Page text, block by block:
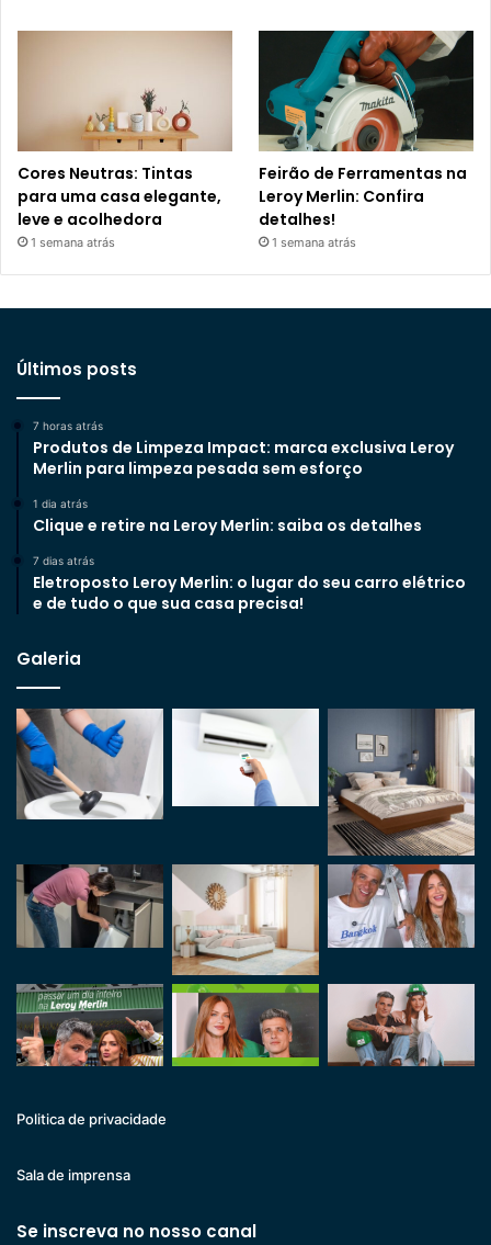
Cores Neutras: Tintas
para uma casa elegante,
leve e acolhedora
1 semana atrás
Feirão de Ferramentas na
Leroy Merlin: Confira
detalhes!
1 semana atrás
Últimos posts
7 horas atrás
Produtos de Limpeza Impact: marca exclusiva Leroy
Merlin para limpeza pesada sem esforço
1 dia atrás
Clique e retire na Leroy Merlin: saiba os detalhes
7 dias atrás
Eletroposto Leroy Merlin: o lugar do seu carro elétrico
e de tudo o que sua casa precisa!
Galeria
Politica de privacidade
Sala de imprensa
Se inscreva no nosso canal